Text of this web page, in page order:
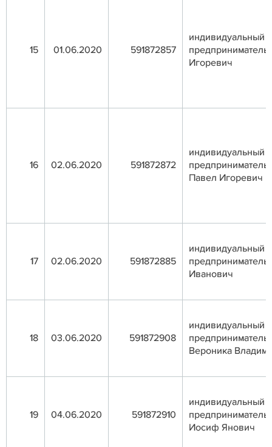
15 01.06.2020 591872857
индивидуальный
Игоревич
16 02.06.2020 591872872
индивидуальный
предприниматель
Павел Игоревич
17 02.06.2020 591872885
индивидуальный
Иванович
18 03.06.2020 591872908
индивидуальный
предприниматель
Вероника
19 04.06.2020 591872910
индивидуальный
Иосиф Янович